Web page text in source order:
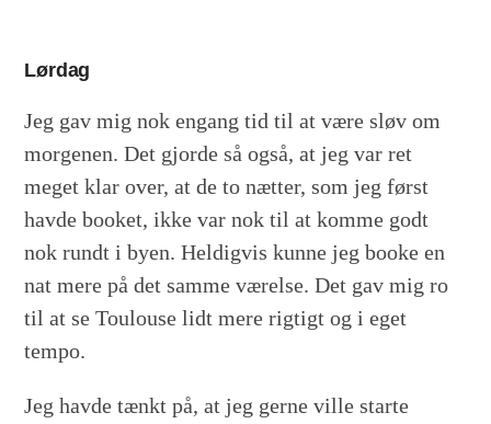
Lørdag
Jeg gav mig nok engang tid til at være sløv om
morgenen. Det gjorde så også, at jeg var ret
meget klar over, at de to nætter, som jeg først
havde booket, ikke var nok til at komme godt
nok rundt i byen. Heldigvis kunne jeg booke en
nat mere på det samme værelse. Det gav mig ro
til at se Toulouse lidt mere rigtigt og i eget
tempo.
Jeg havde tænkt på, at jeg gerne ville starte